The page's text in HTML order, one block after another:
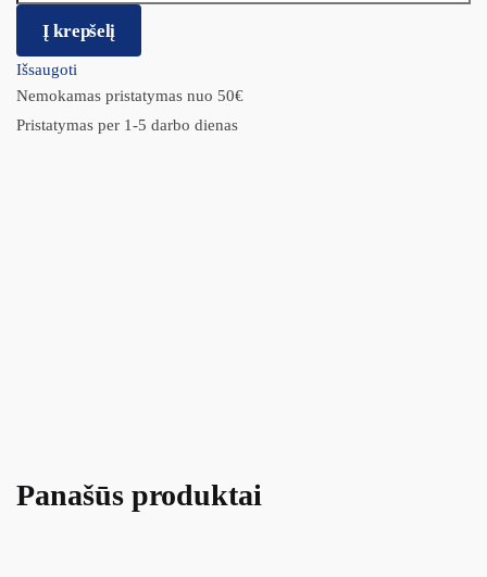
Į krepšelį
Išsaugoti
Nemokamas pristatymas nuo 50€
Pristatymas per 1-5 darbo dienas
Panašūs produktai